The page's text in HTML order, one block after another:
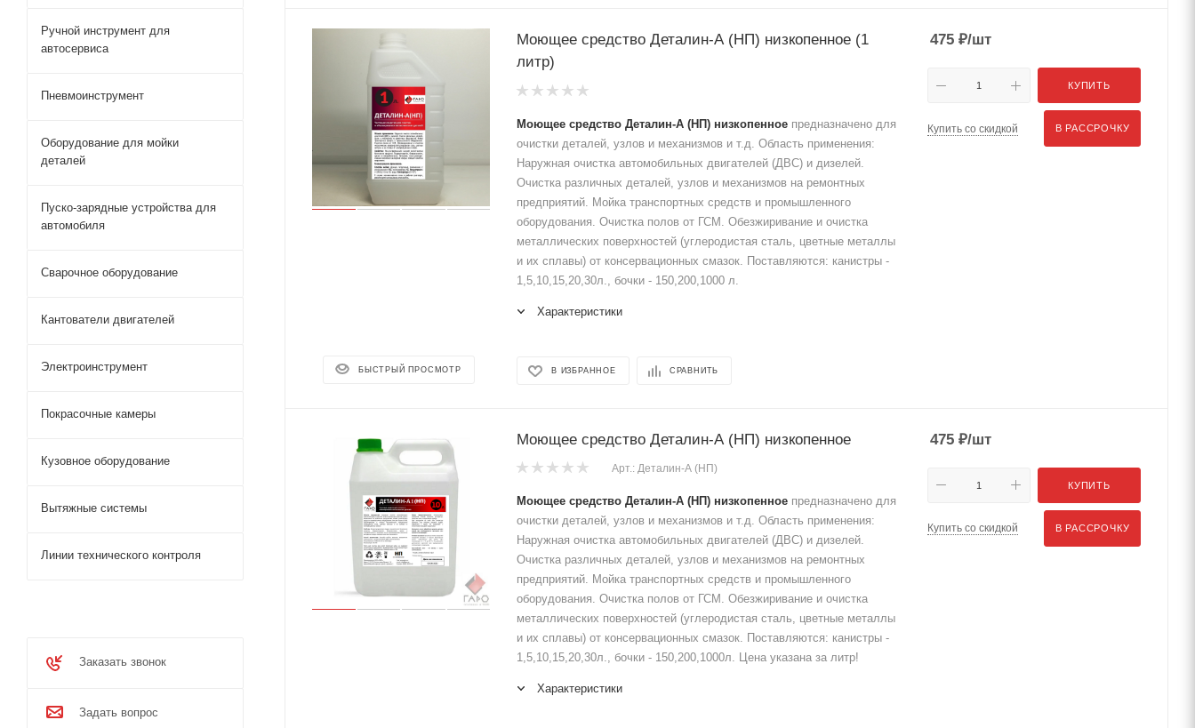
БЫСТРЫЙ ПРОСМОТР
Моющее средство Деталин-А (НП) низкопенное (1
литр)
Моющее средство Деталин-А (НП) низкопенное предназначено для
очистки деталей, узлов и механизмов и т.д. Область применения:
Наружная очистка автомобильных двигателей (ДВС) и дизелей.
Очистка различных деталей, узлов и механизмов на ремонтных
предприятий. Мойка транспортных средств и промышленного
оборудования. Очистка полов от ГСМ. Обезжиривание и очистка
металлических поверхностей (углеродистая сталь, цветные металлы
и их сплавы) от консервационных смазок. Поставляются: канистры -
1,5,10,15,20,30л., бочки - 150,200,1000 л.
Характеристики
В ИЗБРАННОЕ СРАВНИТЬ
475 ₽/шт
КУПИТЬ
Купить со скидкой В РАССРОЧКУ
Моющее средство Деталин-А (НП) низкопенное
Арт.: Деталин-А (НП)
Моющее средство Деталин-А (НП) низкопенное предназначено для
очистки деталей, узлов и механизмов и т.д. Область применения:
Наружная очистка автомобильных двигателей (ДВС) и дизелей.
Очистка различных деталей, узлов и механизмов на ремонтных
предприятий. Мойка транспортных средств и промышленного
оборудования. Очистка полов от ГСМ. Обезжиривание и очистка
металлических поверхностей (углеродистая сталь, цветные металлы
и их сплавы) от консервационных смазок. Поставляются: канистры -
1,5,10,15,20,30л., бочки - 150,200,1000л. Цена указана за литр!
Характеристики
475 ₽/шт
КУПИТЬ
Купить со скидкой В РАССРОЧКУ
Ручной инструмент для
автосервиса
Пневмоинструмент
Оборудование для мойки
деталей
Пуско-зарядные устройства для
автомобиля
Сварочное оборудование
Кантователи двигателей
Электроинструмент
Покрасочные камеры
Кузовное оборудование
Вытяжные системы
Линии технического контроля
Заказать звонок
Задать вопрос